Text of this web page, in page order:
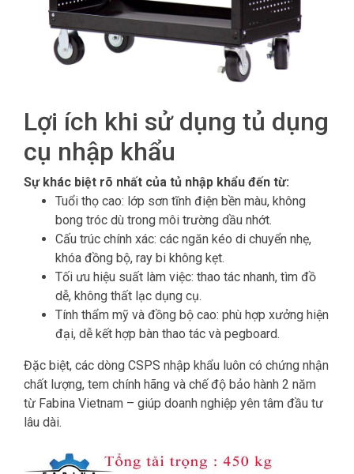
Lợi ích khi sử dụng tủ dụng
cụ nhập khẩu
Sự khác biệt rõ nhất của tủ nhập khẩu đến từ:
Tuổi thọ cao: lớp sơn tĩnh điện bền màu, không
bong tróc dù trong môi trường dầu nhớt.
Cấu trúc chính xác: các ngăn kéo di chuyển nhẹ,
khóa đồng bộ, ray bi không kẹt.
Tối ưu hiệu suất làm việc: thao tác nhanh, tìm đồ
dễ, không thất lạc dụng cụ.
Tính thẩm mỹ và đồng bộ cao: phù hợp xưởng hiện
đại, dễ kết hợp bàn thao tác và pegboard.
Đặc biệt, các dòng CSPS nhập khẩu luôn có chứng nhận
chất lượng, tem chính hãng và chế độ bảo hành 2 năm
từ Fabina Vietnam – giúp doanh nghiệp yên tâm đầu tư
lâu dài.